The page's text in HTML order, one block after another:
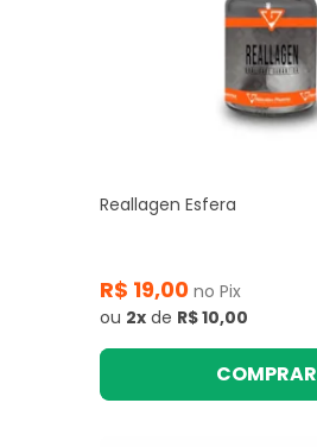
Reallagen Esfera
R$ 19,00 no Pix
ou 2x de R$ 10,00
COMPRAR